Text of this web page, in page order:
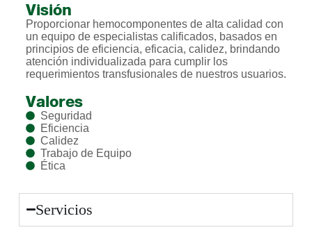
Visión
Proporcionar hemocomponentes de alta calidad con
un equipo de especialistas calificados, basados en
principios de eficiencia, eficacia, calidez, brindando
atención individualizada para cumplir los
requerimientos transfusionales de nuestros usuarios.
Valores
Seguridad
Eficiencia
Calidez
Trabajo de Equipo
Ética
Servicios